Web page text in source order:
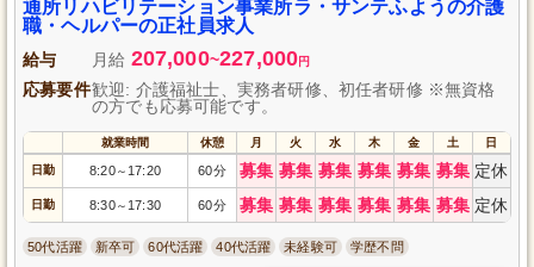
通所リハビリテーション事業所ラ・サンテふようの介護
職・ヘルパーの正社員求人
給与 月給 207,000~227,000円
応募要件歓迎: 介護福祉士、実務者研修、初任者研修 ※無資格
の方でも応募可能です。
就業時間 休憩 月 火 水 木 金 土 日
日勤 8:20～ 17:20 60分 募集 募集 募集 募集 募集 募集 定休
日勤 8:30～ 17:30 60分 募集 募集 募集 募集 募集 募集 定休
50代活躍 新卒可 60代活躍 40代活躍 未経験可 学歴不問